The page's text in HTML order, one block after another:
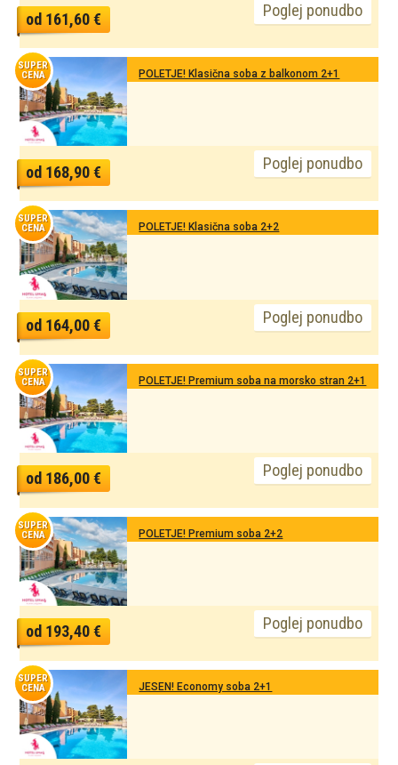
Poglej ponudbo
od 161,60 €
SUPER
CENA
POLETJE! Klasična soba z balkonom 2+1
Poglej ponudbo
od 168,90 €
SUPER
CENA
POLETJE! Klasična soba 2+2
Poglej ponudbo
od 164,00 €
SUPER
CENA
POLETJE! Premium soba na morsko stran 2+1
Poglej ponudbo
od 186,00 €
SUPER
CENA
POLETJE! Premium soba 2+2
Poglej ponudbo
od 193,40 €
SUPER
CENA
JESEN! Economy soba 2+1